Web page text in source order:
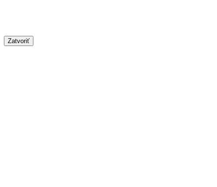
Zatvoriť